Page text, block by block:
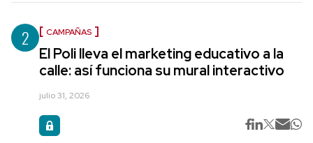
2 CAMPAÑAS
El Poli lleva el marketing educativo a la
calle: así funciona su mural interactivo
julio 31, 2026